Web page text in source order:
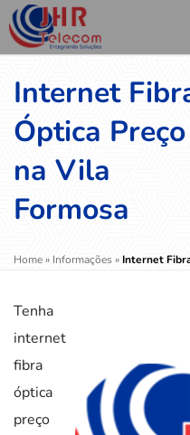
Internet
Óptica Preço
na Vila
Formosa
Home» Informações» Internet
Tenha
internet
fibra
óptica
preço